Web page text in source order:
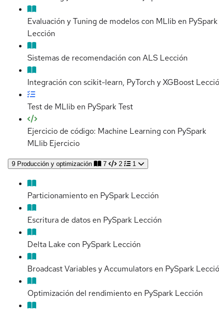
Evaluación y Tuning de modelos con MLlib en PySpark
Lección
Sistemas de recomendación con ALS Lección
Integración con scikit-learn, PyTorch y XGBoost
Test de MLlib en PySparkTest
Ejercicio de código: Machine Learning con PySpark
MLlib Ejercicio
9 Producción y optimización 7 2 1
Particionamiento en PySpark Lección
Escritura de datos en PySpark Lección
Delta Lake con PySpark Lección
Broadcast Variables y Accumulators en PySpark
Optimización del rendimiento en PySpark Lección